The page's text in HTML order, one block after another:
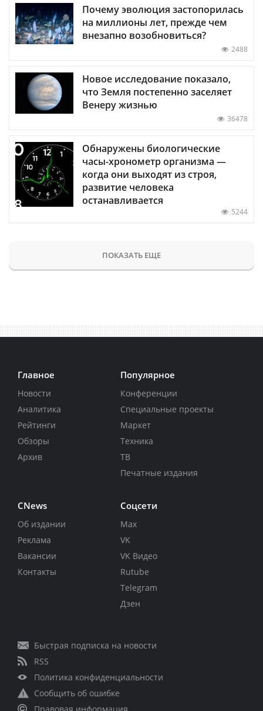
Почему эволюция застопорилась
на миллионы лет, прежде чем
внезапно возобновиться?
2488
Новое исследование показало,
что Земля постепенно заселяет
Венеру жизнью
36478
Обнаружены биологические
часы-хронометр организма —
когда они выходят из строя,
развитие человека
останавливается
5244
ПОКАЗАТЬ ЕЩЕ
Главное
Новости
Аналитика
Рейтинги
Обзоры
Архив
Популярное
Конференции
Специальные проекты
Маркет
Техника
ТВ
Печатные издания
CNews
Об издании
Реклама
Вакансии
Контакты
Соцсети
Max
VK
VK Видео
Rutube
Telegram
Дзен
Быстрая подписка на новости
RSS
Политика конфиденциальности
Сообщить об ошибке